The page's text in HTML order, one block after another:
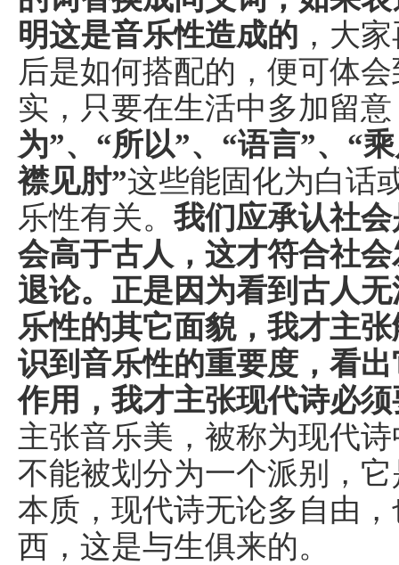
明这是音乐性造成的 ，大
后是如何搭配的，便可体
实，只要在生活中多加留
为”、“所以”、“语言”、“
襟见肘”这些能固化为白话
乐性有关。 我们应承认社
会高于古人，这才符合社
退论。正是因为看到古人
乐性的其它面貌，我才主
识到音乐性的重要度，看
作用，我才主张现代诗必
主张音乐美，被称为现代
不能被划分为一个派别，
本质，现代诗无论多自由
西，这是与生俱来的。